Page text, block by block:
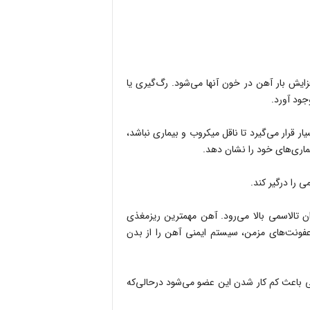
بار آهن در خون آنها می‌شود. رگ‌گیری یا
آورد.
قرار می‌گیرد تا ناقل میکروب و بیماری نباشد،
خود را نشان دهد.
را درگیر کند.
تالاسمی بالا می‌رود. آهن مهمترین ریزمغذی
مزمن، سیستم ایمنی آهن را از بدن
باعث کم کار شدن این عضو می‌شود درحالی‌که